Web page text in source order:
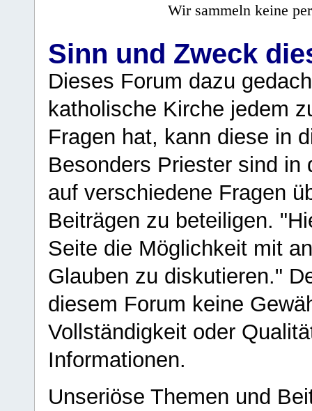
Wir sammeln keine
Sinn und Zweck
Dieses Forum dazu
katholische Kirche jedem
Fragen hat, kann diese in
Besonders Priester sind in
auf verschiedene Fragen
Beiträgen zu beteiligen.
Seite die Möglichkeit mit
Glauben zu diskutieren."
diesem Forum keine
Vollständigkeit oder
Informationen.
Unseriöse Themen und